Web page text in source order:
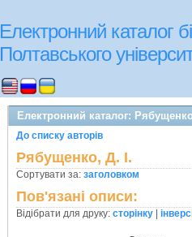
Електронний каталог
Полтавського
Електронний каталог:
До списку авторів
Рябущенко, Д. І.
Сортувати за: заголовком
Пов'язані описи:
Відібрати для друку: сторінку